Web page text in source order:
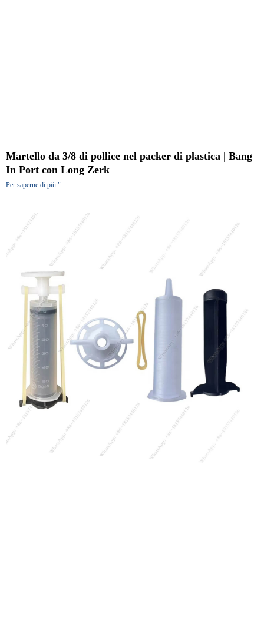
Martello da 3/8 di pollice nel packer di plastica | Bang
In Port con Long Zerk
Per saperne di più "